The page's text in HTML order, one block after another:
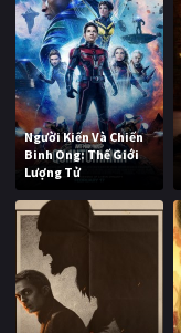
Người Kiến Và Chiến
Binh Ong: Thế Giới
Lượng Tử